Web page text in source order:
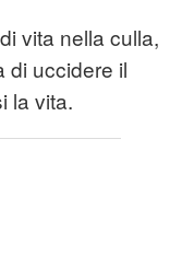
vita nella culla,
di uccidere il
la vita.